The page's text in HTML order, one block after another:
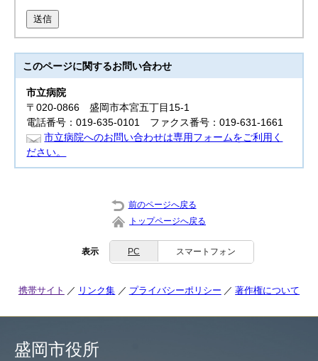
送信
このページに関するお問い合わせ
市立病院
〒020-0866 盛岡市本宮五丁目15-1
電話番号：019-635-0101 ファクス番号：019-631-1661
市立病院へのお問い合わせは専用フォームをご利用く
ださい。
前のページへ戻る
トップページへ戻る
表示 PC スマートフォン
携帯サイト リンク集 プライバシーポリシー 著作権について
盛岡市役所